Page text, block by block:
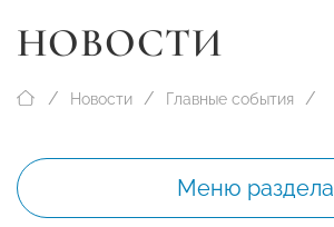
НОВОСТИ
Новости Главные события
Меню раздела